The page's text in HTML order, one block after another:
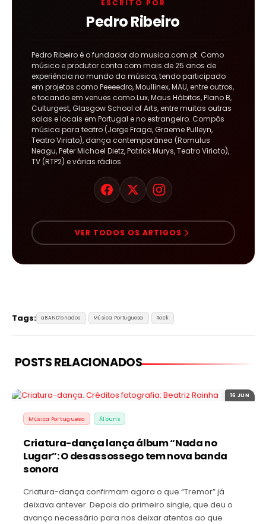
ESCRITO POR
Pedro Ribeiro
Pedro Ribeiro é o fundador do musica.com.pt. Como
músico e produtor conta com mais de 25 anos de
experiência no mundo da música, tendo participado
em projetos como Peeeedro, Moullinex, MAU, entre outros,
e tocando em venues como Lux, Maus Hábitos, Plano B,
Culturgest, Glasgow School of Arts, entre muitas outras
salas e locais em Portugal e no estrangeiro. Compôs
música para teatro (Jorge Fraga, Graeme Pulleyn,
Teatro Viriato), dança contemporânea (Romulus
Neagu, Peter Michael Dietz, Patrick Murys, Teatro Viriato),
TV (RTP2) e várias rádios.
VER TODOS OS ARTIGOS
Tags: aBAND’onados Música Portuguesa Rock
POSTS RELACIONADOS
16 JUN
Música Portuguesa Álbuns
Criatura-dança lança álbum “Nada no
Lugar”: O desassossego tem nova banda
sonora
Criatura-dança confirmam agora o que “Tremor” já
deixava antever. Depois do primeiro single, que deu o
avanço necessário para nos deixar atentos ao que